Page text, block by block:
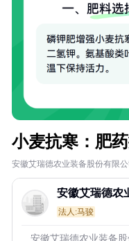
小麦抗寒：肥
安徽艾瑞德农业装备股份有限公
安徽艾瑞德农
司
法人:马骏
安徽艾瑞德农业装备